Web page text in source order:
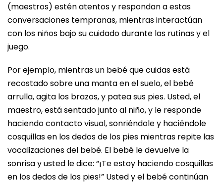
(maestros) estén atentos y respondan a estas
conversaciones tempranas, mientras interactúan
con los niños bajo su cuidado durante las rutinas y el
juego.
Por ejemplo, mientras un bebé que cuidas está
recostado sobre una manta en el suelo, el bebé
arrulla, agita los brazos, y patea sus pies. Usted, el
maestro, está sentado junto al niño, y le responde
haciendo contacto visual, sonriéndole y haciéndole
cosquillas en los dedos de los pies mientras repite las
vocalizaciones del bebé. El bebé le devuelve la
sonrisa y usted le dice: “¡Te estoy haciendo cosquillas
en los dedos de los pies!” Usted y el bebé continúan